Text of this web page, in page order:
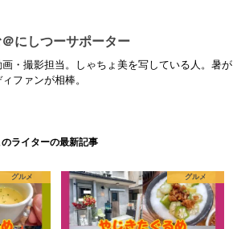
にしつーサポーター
画・撮影担当。しゃちょ美を写している人。暑が
ファンが相棒。
のライターの最新記事
グルメ グルメ